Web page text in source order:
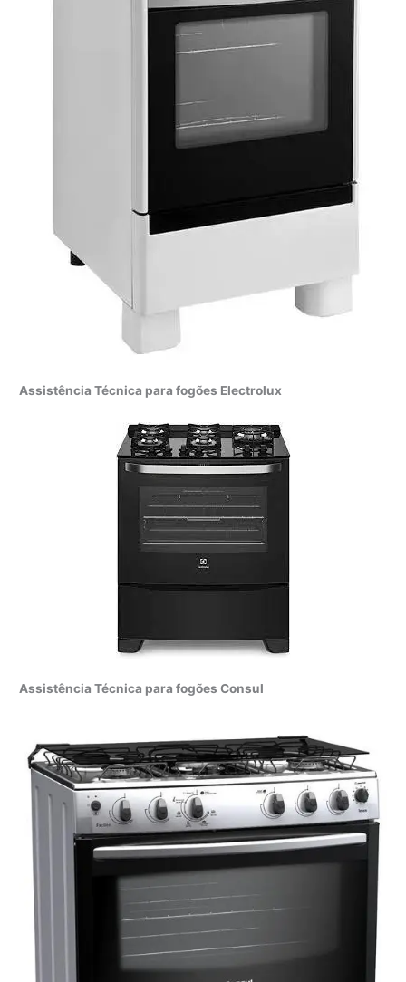
Assistência Técnica para fogões Electrolux
Assistência Técnica para fogões Consul